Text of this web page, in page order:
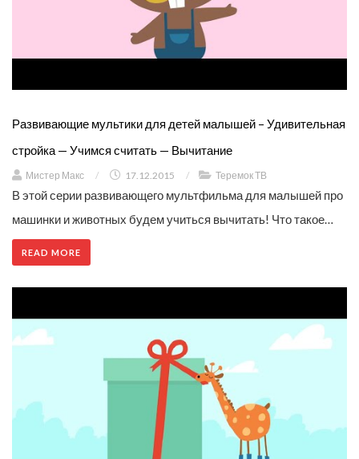
Развивающие мультики для детей малышей – Удивительная
стройка — Учимся считать — Вычитание
Мистер Макс / 17.12.2015 / Теремок ТВ
В этой серии развивающего мультфильма для малышей про
машинки и животных будем учиться вычитать! Что такое…
READ MORE